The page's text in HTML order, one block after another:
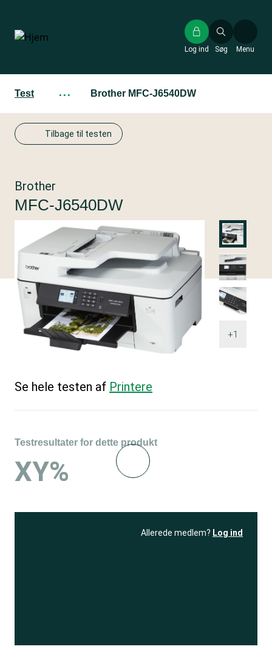
hovedindhold
Søg
Log ind Menu
Test ··· Brother MFC-J6540DW
Tilbage til testen
+1
Brother
MFC-J6540DW
Se hele testen af Printere
Testresultater for dette produkt
XY%
Allerede medlem? Log ind